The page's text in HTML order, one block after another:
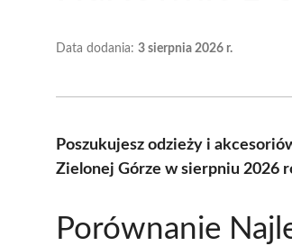
Data dodania: 3 sierpnia 2026 r.
Poszukujesz odzieży i
Zielonej Górze w sierpniu 2026
Porównanie